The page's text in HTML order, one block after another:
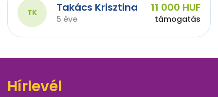
TK Takács Krisztina
5 éve
11 000 HUF
támogatás
Hírlevél